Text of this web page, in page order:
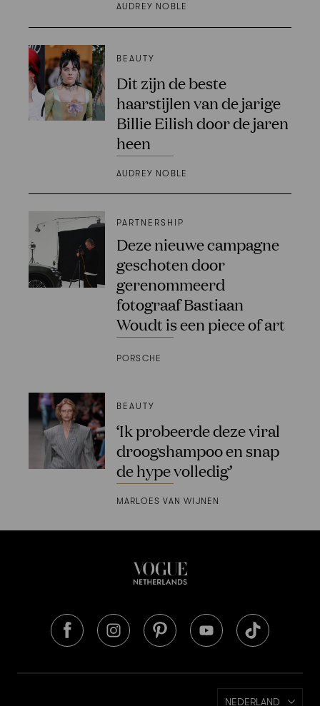
AUDREY NOBLE
BEAUTY
Dit zijn de beste
haarstijlen van de jarige
Billie Eilish door de jaren
heen
AUDREY NOBLE
PARTNERSHIP
Deze nieuwe campagne
geschoten door
gerenommeerd
fotograaf Bastiaan
Woudt is een piece of art
PORSCHE
BEAUTY
‘Ik probeerde deze viral
droogshampoo en snap
de hype volledig’
MARLOES VAN WIJNEN
NEDERLAND